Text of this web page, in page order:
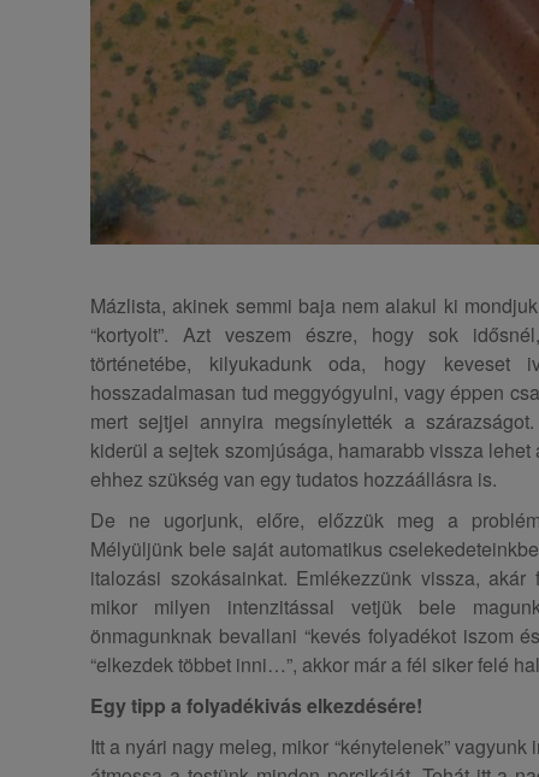
Mázlista, akinek semmi baja nem alakul ki
“kortyolt”. Azt veszem észre, hogy sok
történetébe, kilyukadunk oda, hogy
hosszadalmasan tud meggyógyulni, vagy éppen
mert sejtjei annyira megsínylették a
kiderül a sejtek szomjúsága, hamarabb vissza
ehhez szükség van egy tudatos hozzáállásra is.
De ne ugorjunk, előre, előzzük meg a
Mélyüljünk bele saját automatikus
italozási szokásainkat. Emlékezzünk vissza,
mikor milyen intenzitással vetjük bele
önmagunknak bevallani “kevés folyadékot iszom
“elkezdek többet inni…”, akkor már a fél siker felé
Egy tipp a folyadékivás elkezdésére!
Itt a nyári nagy meleg, mikor “kénytelenek”